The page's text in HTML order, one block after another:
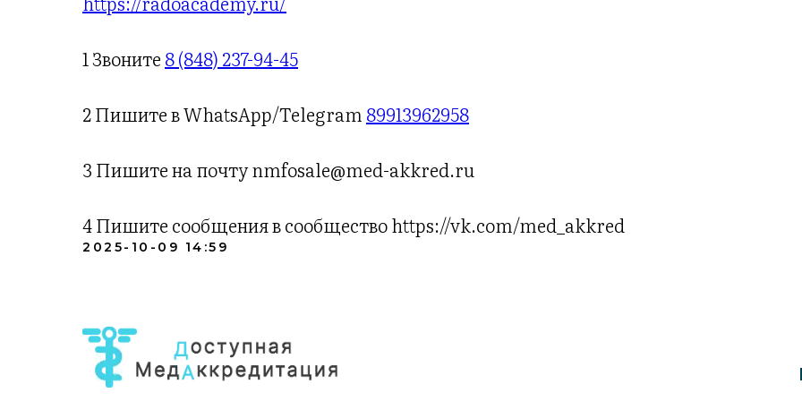
1 Звоните 8 (848) 237-94-45
2 Пишите в WhatsApp/Telegram 89913962958
3 Пишите на почту nmfosale@med-akkred.ru
4 Пишите сообщения в сообщество https://vk.com/med_akkred
2025-10-09 14:59